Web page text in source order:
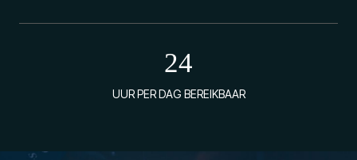
24
UUR PER DAG BEREIKBAAR